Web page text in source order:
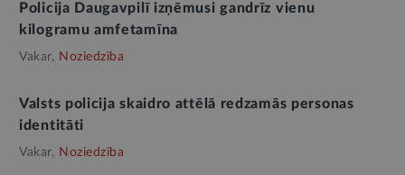
Policija Daugavpilī izņēmusi gandrīz vienu
kilogramu amfetamīna
Vakar, Noziedzība
Valsts policija skaidro attēlā redzamās personas
identitāti
Vakar, Noziedzība